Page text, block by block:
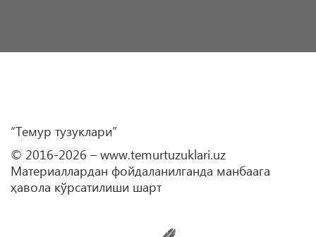
“Темур тузуклари”
© 2016-2026 – www.temurtuzuklari.uz
Материаллардан фойдаланилганда манбаага
ҳавола кўрсатилиши шарт